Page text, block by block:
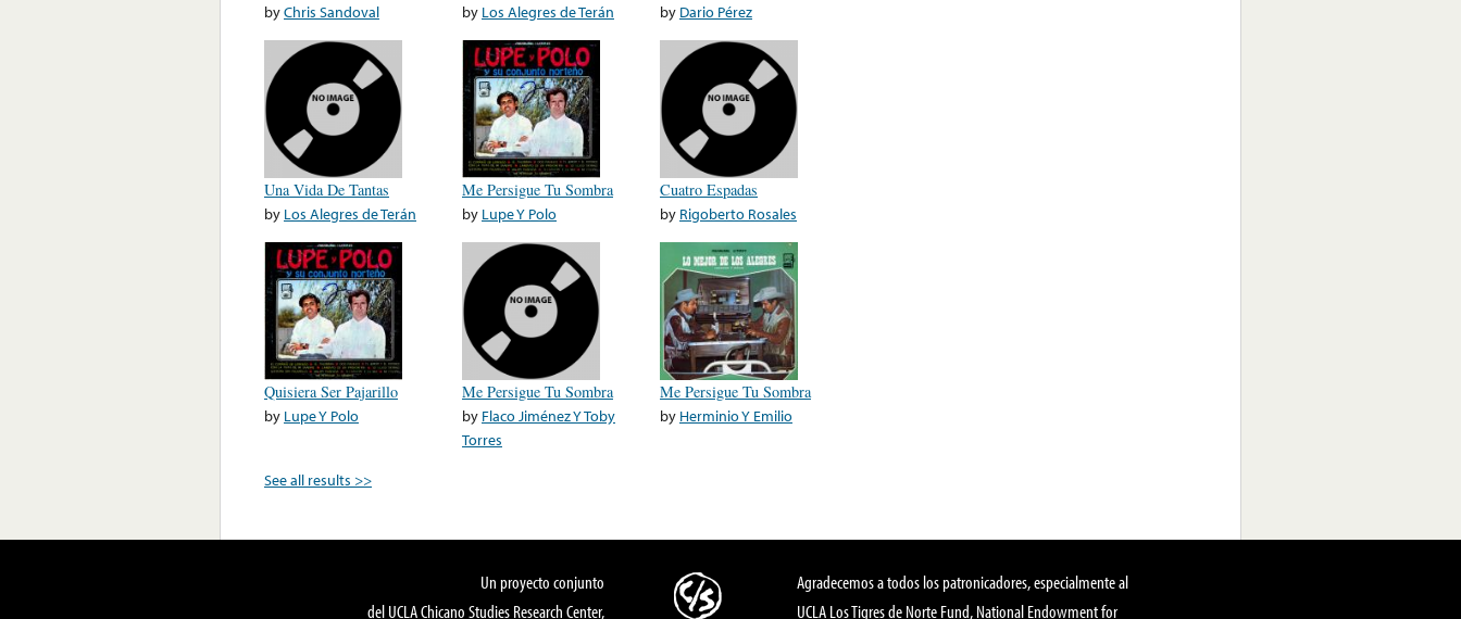
byChris Sandoval
by Los Alegres de Terán
by Dario Pérez
Una Vida De Tantas
by Los Alegres de Terán
Me Persigue Tu Sombra
by Lupe Y Polo
Cuatro Espadas
by Rigoberto Rosales
Quisiera Ser Pajarillo
by Lupe Y Polo
Me Persigue Tu Sombra
by Flaco Jiménez Y Toby
Torres
Me Persigue Tu Sombra
by Herminio Y Emilio
See all results >>
Un proyecto conjunto
del UCLA Chicano Studies Research Center,
Agradecemos a todos los patronicadores, especialmente al
UCLA Los Tigres de Norte Fund, National Endowment for